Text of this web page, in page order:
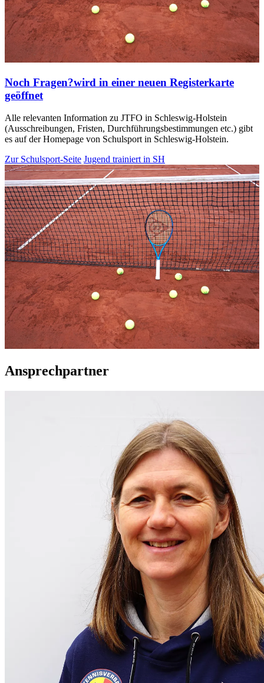
Noch Fragen?wird in einer neuen Registerkarte
geöffnet
Alle relevanten Information zu JTFO in Schleswig-Holstein
(Ausschreibungen, Fristen, Durchführungsbestimmungen etc.) gibt
es auf der Homepage von Schulsport in Schleswig-Holstein.
Zur Schulsport-Seite Jugend trainiert in SH
Ansprechpartner